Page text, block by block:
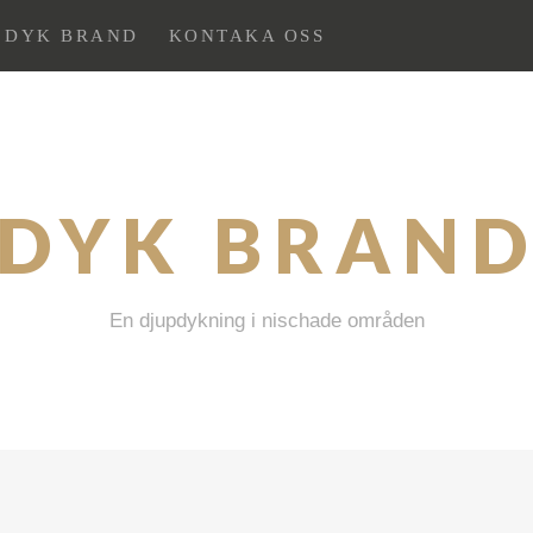
BRAND KONTAKA OSS
DYK BRAND
En djupdykning i nischade områden